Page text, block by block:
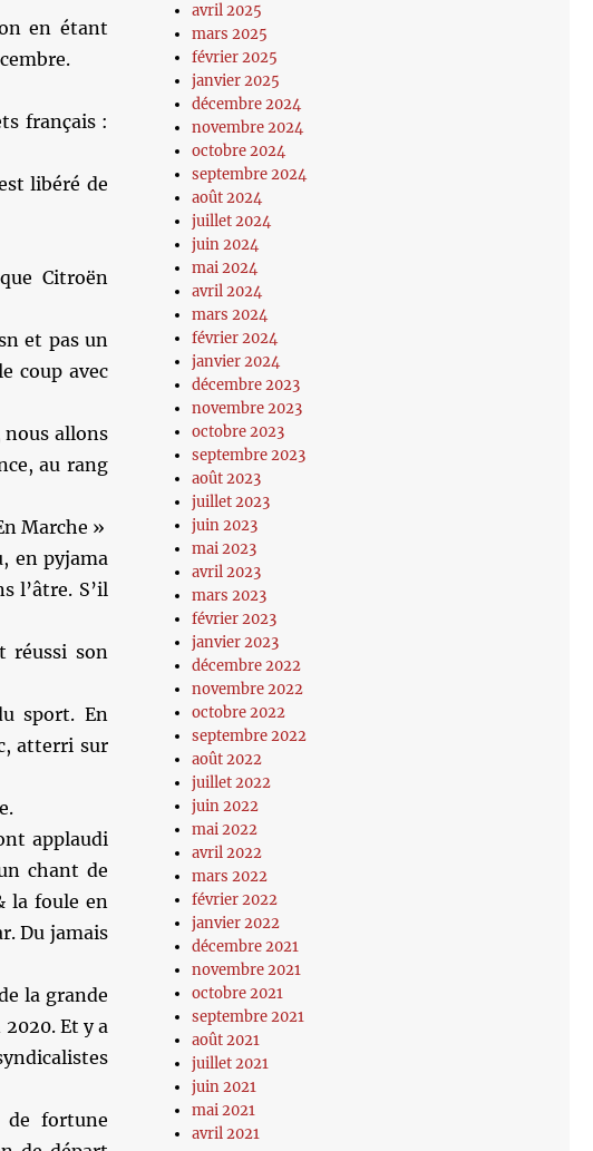
en étant
français :
libéré de
Citroën
et pas un
coup avec
nous allons
au rang
Marche »
en pyjama
l’âtre. S’il
réussi son
sport. En
atterri sur
applaudi
chant de
la foule en
Du jamais
la grande
Et y a
fortune
avril 2025
mars 2025
février 2025
janvier 2025
décembre 2024
novembre 2024
octobre 2024
septembre 2024
août 2024
juillet 2024
juin 2024
mai 2024
avril 2024
mars 2024
février 2024
janvier 2024
décembre 2023
novembre 2023
octobre 2023
septembre 2023
août 2023
juillet 2023
juin 2023
mai 2023
avril 2023
mars 2023
février 2023
janvier 2023
décembre 2022
novembre 2022
octobre 2022
septembre 2022
août 2022
juillet 2022
juin 2022
mai 2022
avril 2022
mars 2022
février 2022
janvier 2022
décembre 2021
novembre 2021
octobre 2021
septembre 2021
août 2021
juillet 2021
juin 2021
mai 2021
avril 2021